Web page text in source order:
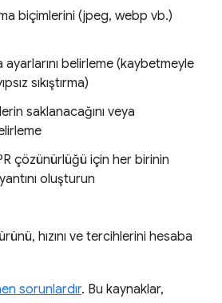
biçimlerini (jpeg, webp vb.)
ayarlarını belirleme (kaybetmeyle
sıkıştırma)
saklanacağını veya
çözünürlüğü için her birinin
oluşturun
hızını ve tercihlerini hesaba
sorunlardır. Bu kaynaklar,